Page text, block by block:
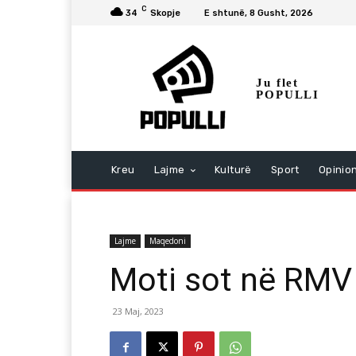
34 C Skopje E shtunë, 8 Gusht, 2026
Ju flet
POPULLI
Kreu Lajme Kulturë Sport
Lajme Maqedoni
Moti sot në RMV
23 Maj, 2023